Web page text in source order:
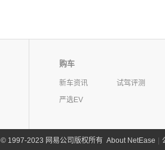
购车
新车资讯
试驾评测
严选EV
©1997-2023 网易公司版权所有 About NetEase